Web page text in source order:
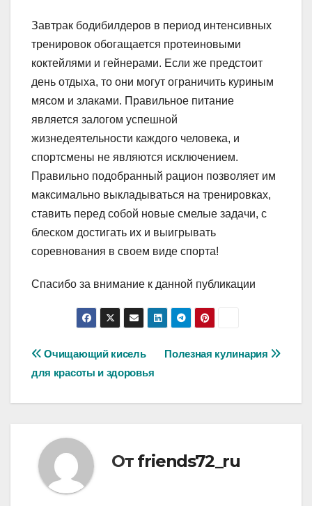
Завтрак бодибилдеров в период интенсивных
тренировок обогащается протеиновыми
коктейлями и гейнерами. Если же предстоит
день отдыха, то они могут ограничить куриным
мясом и злаками. Правильное питание
является залогом успешной
жизнедеятельности каждого человека, и
спортсмены не являются исключением.
Правильно подобранный рацион позволяет им
максимально выкладываться на тренировках,
ставить перед собой новые смелые задачи, с
блеском достигать их и выигрывать
соревнования в своем виде спорта!
Спасибо за внимание к данной публикации
Навигация
по
Полезная кулинария
Очищающий кисель
для красоты и здоровья
От friends72_ru